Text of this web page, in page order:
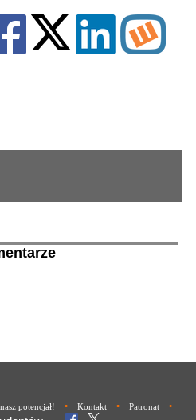
potencjał! • Kontakt • Patronat •